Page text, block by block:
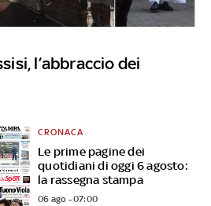
l’abbraccio dei
Le prime pagine dei
quotidiani di oggi 6 agosto:
la rassegna stampa
CRONACA
06 ago - 07:00